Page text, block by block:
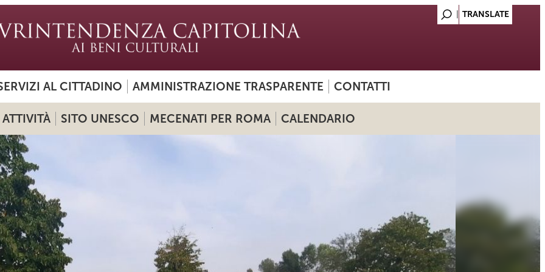
AL CITTADINO AMMINISTRAZIONE TRASPARENTE CONTATTI
ATTIVITÀ SITO UNESCO MECENATI PER ROMA CALENDARIO